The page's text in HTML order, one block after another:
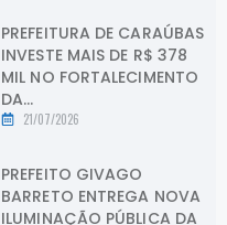
PREFEITURA DE CARAÚBAS
INVESTE MAIS DE R$ 378
MIL NO FORTALECIMENTO
DA...
21/07/2026
PREFEITO GIVAGO
BARRETO ENTREGA NOVA
ILUMINAÇÃO PÚBLICA DA